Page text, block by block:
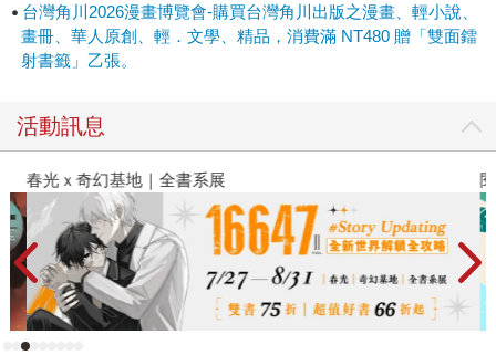
台灣角川2026漫畫博覽會-購買台灣角川出版之漫畫、輕小說、
畫冊、華人原創、輕．文學、精品，消費滿 NT480 贈「雙面鐳
射書籤」乙張。
活動訊息
春光ｘ奇幻基地｜全書系展